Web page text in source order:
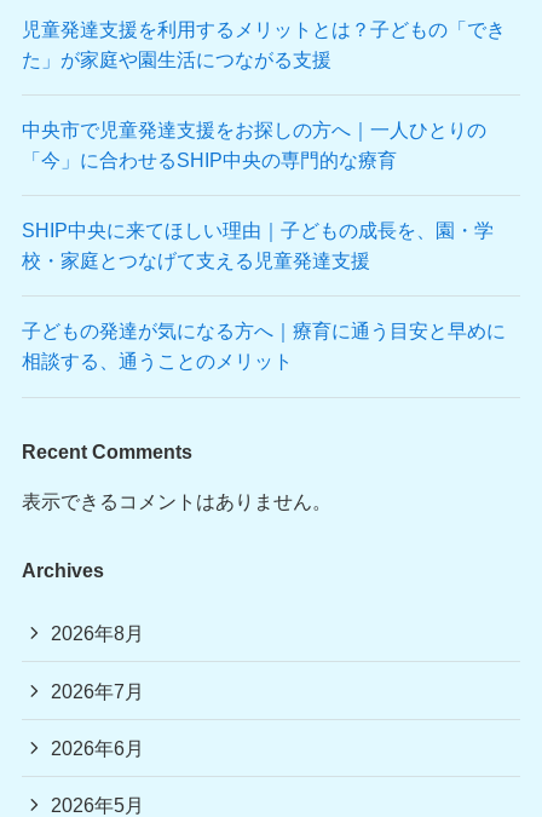
児童発達支援を利用するメリットとは？子どもの「でき
た」が家庭や園生活につながる支援
中央市で児童発達支援をお探しの方へ｜一人ひとりの
「今」に合わせるSHIP中央の専門的な療育
SHIP中央に来てほしい理由｜子どもの成長を、園・学
校・家庭とつなげて支える児童発達支援
子どもの発達が気になる方へ｜療育に通う目安と早めに
相談する、通うことのメリット
Recent Comments
表示できるコメントはありません。
Archives
2026年8月
2026年7月
2026年6月
2026年5月